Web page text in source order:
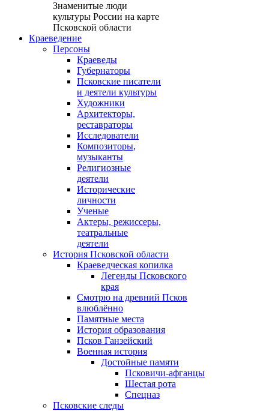
Знаменитые люди
культуры России на карте
Псковской области
Краеведение
Персоны
Краеведы
Губернаторы
Псковские писатели
и деятели культуры
Художники
Архитекторы,
реставраторы
Исследователи
Композиторы,
музыканты
Религиозные
деятели
Исторические
личности
Ученые
Актеры, режиссеры,
театральные
деятели
История Псковской области
Краеведческая копилка
Легенды Псковского
края
Смотрю на древний Псков
влюблённо
Памятные места
История образования
Псков Ганзейский
Военная история
Достойные памяти
Псковичи-афганцы
Шестая рота
Спецназ
Псковские следы